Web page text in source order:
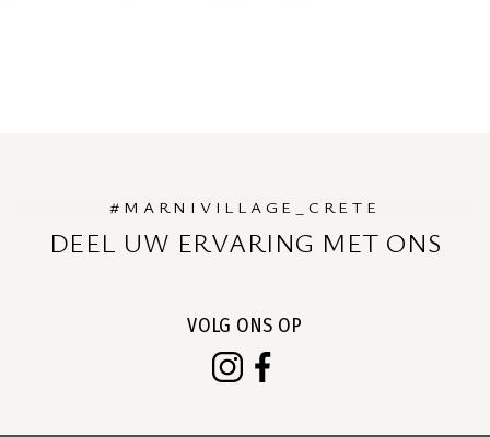
#MARNIVILLAGE_CRETE
DEEL UW ERVARING MET ONS
VOLG ONS OP